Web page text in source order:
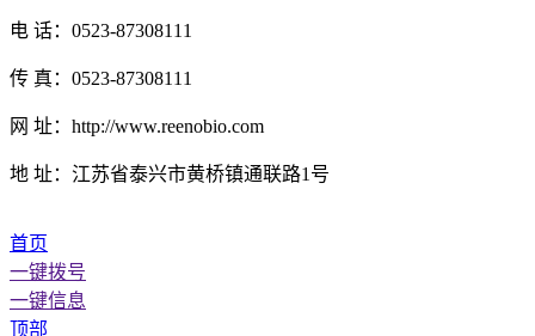
电 话：0523-87308111
传 真：0523-87308111
网 址：http://www.reenobio.com
地 址：江苏省泰兴市黄桥镇通联路1号
首页
一键拨号
一键信息
顶部